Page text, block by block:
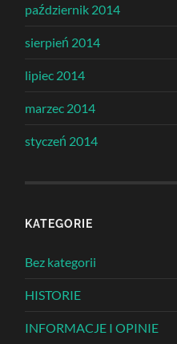
październik 2014
sierpień 2014
lipiec 2014
marzec 2014
styczeń 2014
KATEGORIE
Bez kategorii
HISTORIE
INFORMACJE I OPINIE